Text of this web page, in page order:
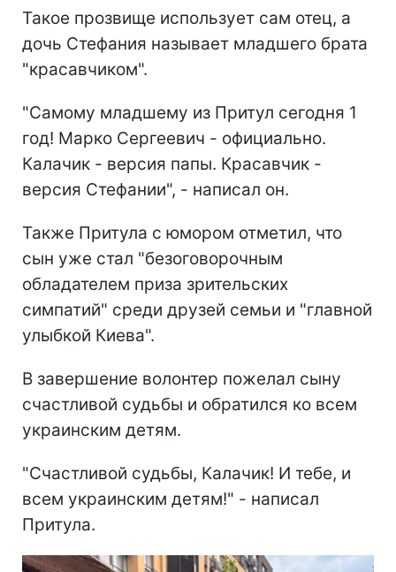
Такое прозвище использует сам отец, а
дочь Стефания называет младшего брата
"красавчиком".
"Самому младшему из Притул сегодня 1
год! Марко Сергеевич - официально.
Калачик - версия папы. Красавчик -
версия Стефании", - написал он.
Также Притула с юмором отметил, что
сын уже стал "безоговорочным
обладателем приза зрительских
симпатий" среди друзей семьи и "главной
улыбкой Киева".
В завершение волонтер пожелал сыну
счастливой судьбы и обратился ко всем
украинским детям.
"Счастливой судьбы, Калачик! И тебе, и
всем украинским детям!" - написал
Притула.